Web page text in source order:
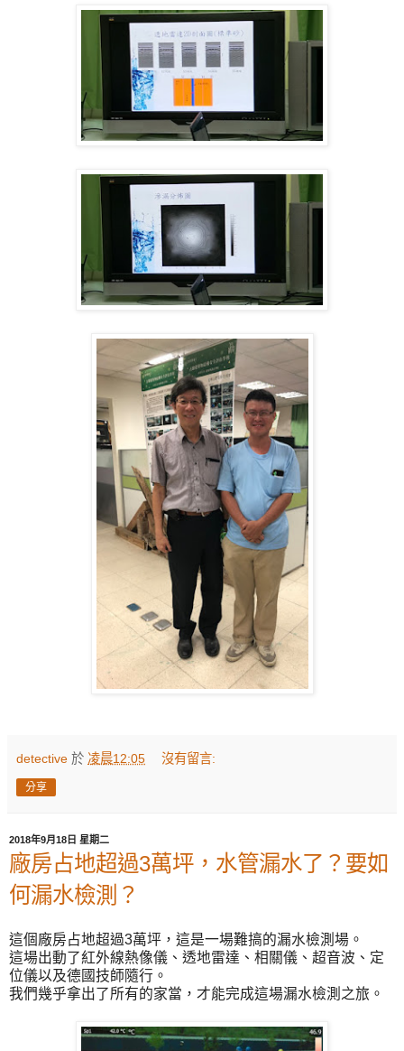
detective 於 凌晨12:05 沒有留言:
分享
2018年9月18日 星期二
廠房占地超過3萬坪，水管漏水了？要如
何漏水檢測？
這個廠房占地超過3萬坪，這是一場難搞的漏水檢測場。
這場出動了紅外線熱像儀、透地雷達、相關儀、超音波、定
位儀以及德國技師隨行。
我們幾乎拿出了所有的家當，才能完成這場漏水檢測之旅。